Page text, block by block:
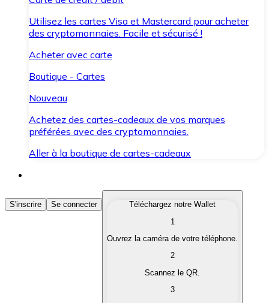
Utilisez les cartes Visa et Mastercard pour acheter
des cryptomonnaies. Facile et sécurisé !
Acheter avec carte
Boutique - Cartes
Nouveau
Achetez des cartes-cadeaux de vos marques
préférées avec des cryptomonnaies.
Aller à la boutique de cartes-cadeaux
Acheter des Cryptomonnaies
Achetez les cryptomonnaies qui vous intéressent
Convertissez vos cryptomonnaies en monnaie
S'inscrire Se connecter
Téléchargez notre Wallet
1
Ouvrez la caméra de votre téléphone.
2
Scannez le QR.
3